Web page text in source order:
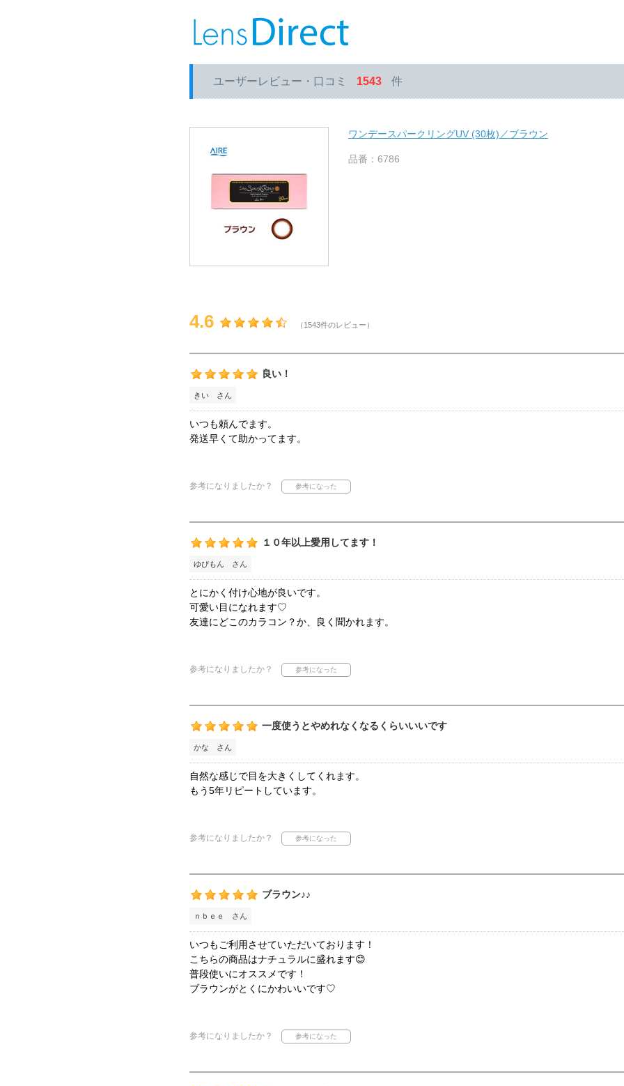
ユーザーレビュー・口コミ 1543 件
ワンデースパークリングUV (30枚)／ブラウン
品番：6786
4.6 （1543件のレビュー）
良い！
きい さん
いつも頼んでます。
発送早くて助かってます。
参考になりましたか？
１０年以上愛用してます！
ゆぴもん さん
とにかく付け心地が良いです。
可愛い目になれます♡
友達にどこのカラコン？か、良く聞かれます。
参考になりましたか？
一度使うとやめれなくなるくらいいいです
かな さん
自然な感じで目を大きくしてくれます。
もう5年リピートしています。
参考になりましたか？
ブラウン♪♪
ｎｂｅｅ さん
いつもご利用させていただいております！
こちらの商品はナチュラルに盛れます😊
普段使いにオススメです！
ブラウンがとくにかわいいです♡
参考になりましたか？